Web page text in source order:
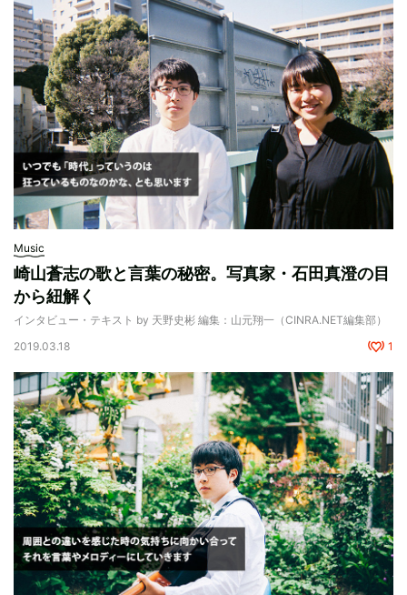
Music
崎山蒼志の歌と言葉の秘密。写真家・石田真澄の目
から紐解く
インタビュー・テキスト by 天野史彬 編集：山元翔一（CINRA.NET編集部）
2019.03.18
1